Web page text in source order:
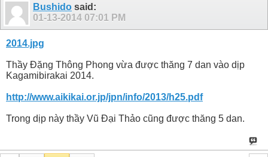
Bushido said:
01-13-2014 07:01 PM
2014.jpg
Thầy Đặng Thông Phong vừa được thăng 7 dan vào dịp
Kagamibirakai 2014.
http://www.aikikai.or.jp/jpn/info/2013/h25.pdf
Trong dịp này thầy Vũ Đại Thảo cũng được thăng 5 dan.